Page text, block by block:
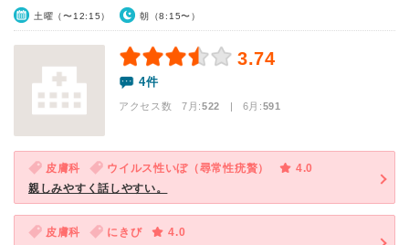
土曜（〜12:15） 朝（8:15〜）
3.74
4件
アクセス数 7月:522 | 6月:591
皮膚科 ウイルス性いぼ（尋常性疣贅）
4.0
親しみやすく話しやすい。
皮膚科 にきび
4.0